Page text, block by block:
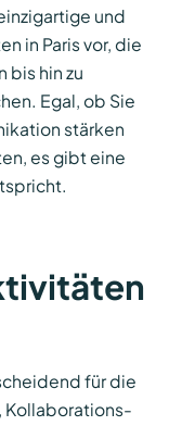
und
in Paris vor, die
bis hin zu
Egal, ob Sie
stärken
es gibt eine
für die
Kollaborations-